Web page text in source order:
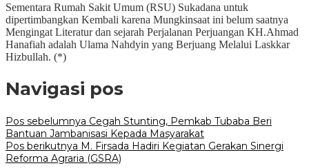
Sementara Rumah Sakit Umum (RSU) Sukadana untuk
dipertimbangkan Kembali karena Mungkinsaat ini belum saatnya
Mengingat Literatur dan sejarah Perjalanan Perjuangan KH.Ahmad
Hanafiah adalah Ulama Nahdyin yang Berjuang Melalui Laskkar
Hizbullah. (*)
Navigasi pos
Pos sebelumnya Cegah Stunting, Pemkab Tubaba Beri
Bantuan Jambanisasi Kepada Masyarakat
Pos berikutnya M. Firsada Hadiri Kegiatan Gerakan Sinergi
Reforma Agraria (GSRA)